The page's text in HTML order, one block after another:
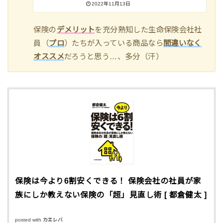
2022年11月13日
保険の デメリットを充分熟知した生命保険会社社
員（プロ）たちが入っている商品なら 間違いなく
オススメだろうと思う…、多分（汗）
保険は今より6割安くできる！ 保険会社の社員が家
族にしか教えない保険の「超」見直し術 [ 都倉健太 ]
posted with カエレバ